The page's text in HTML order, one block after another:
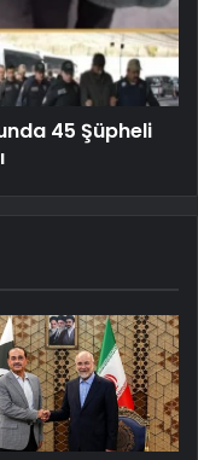
45 Şüpheli